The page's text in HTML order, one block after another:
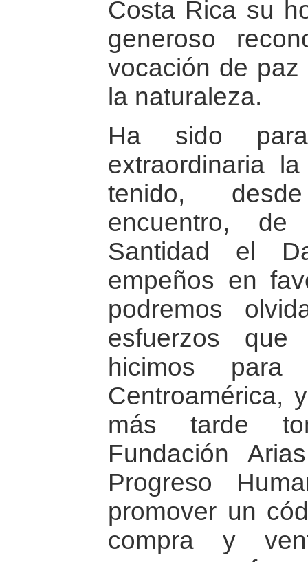
Costa Rica su
generoso
vocación de
la naturaleza.
Ha sido
extraordinaria
tenido,
encuentro,
Santidad el
empeños en
podremos
esfuerzos
hicimos
Centroamérica,
más tarde
Fundación
Progreso
promover un
compra y